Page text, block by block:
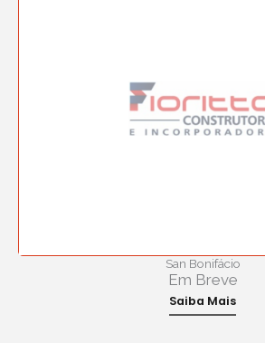
San Bonifácio
Em Breve
Saiba Mais